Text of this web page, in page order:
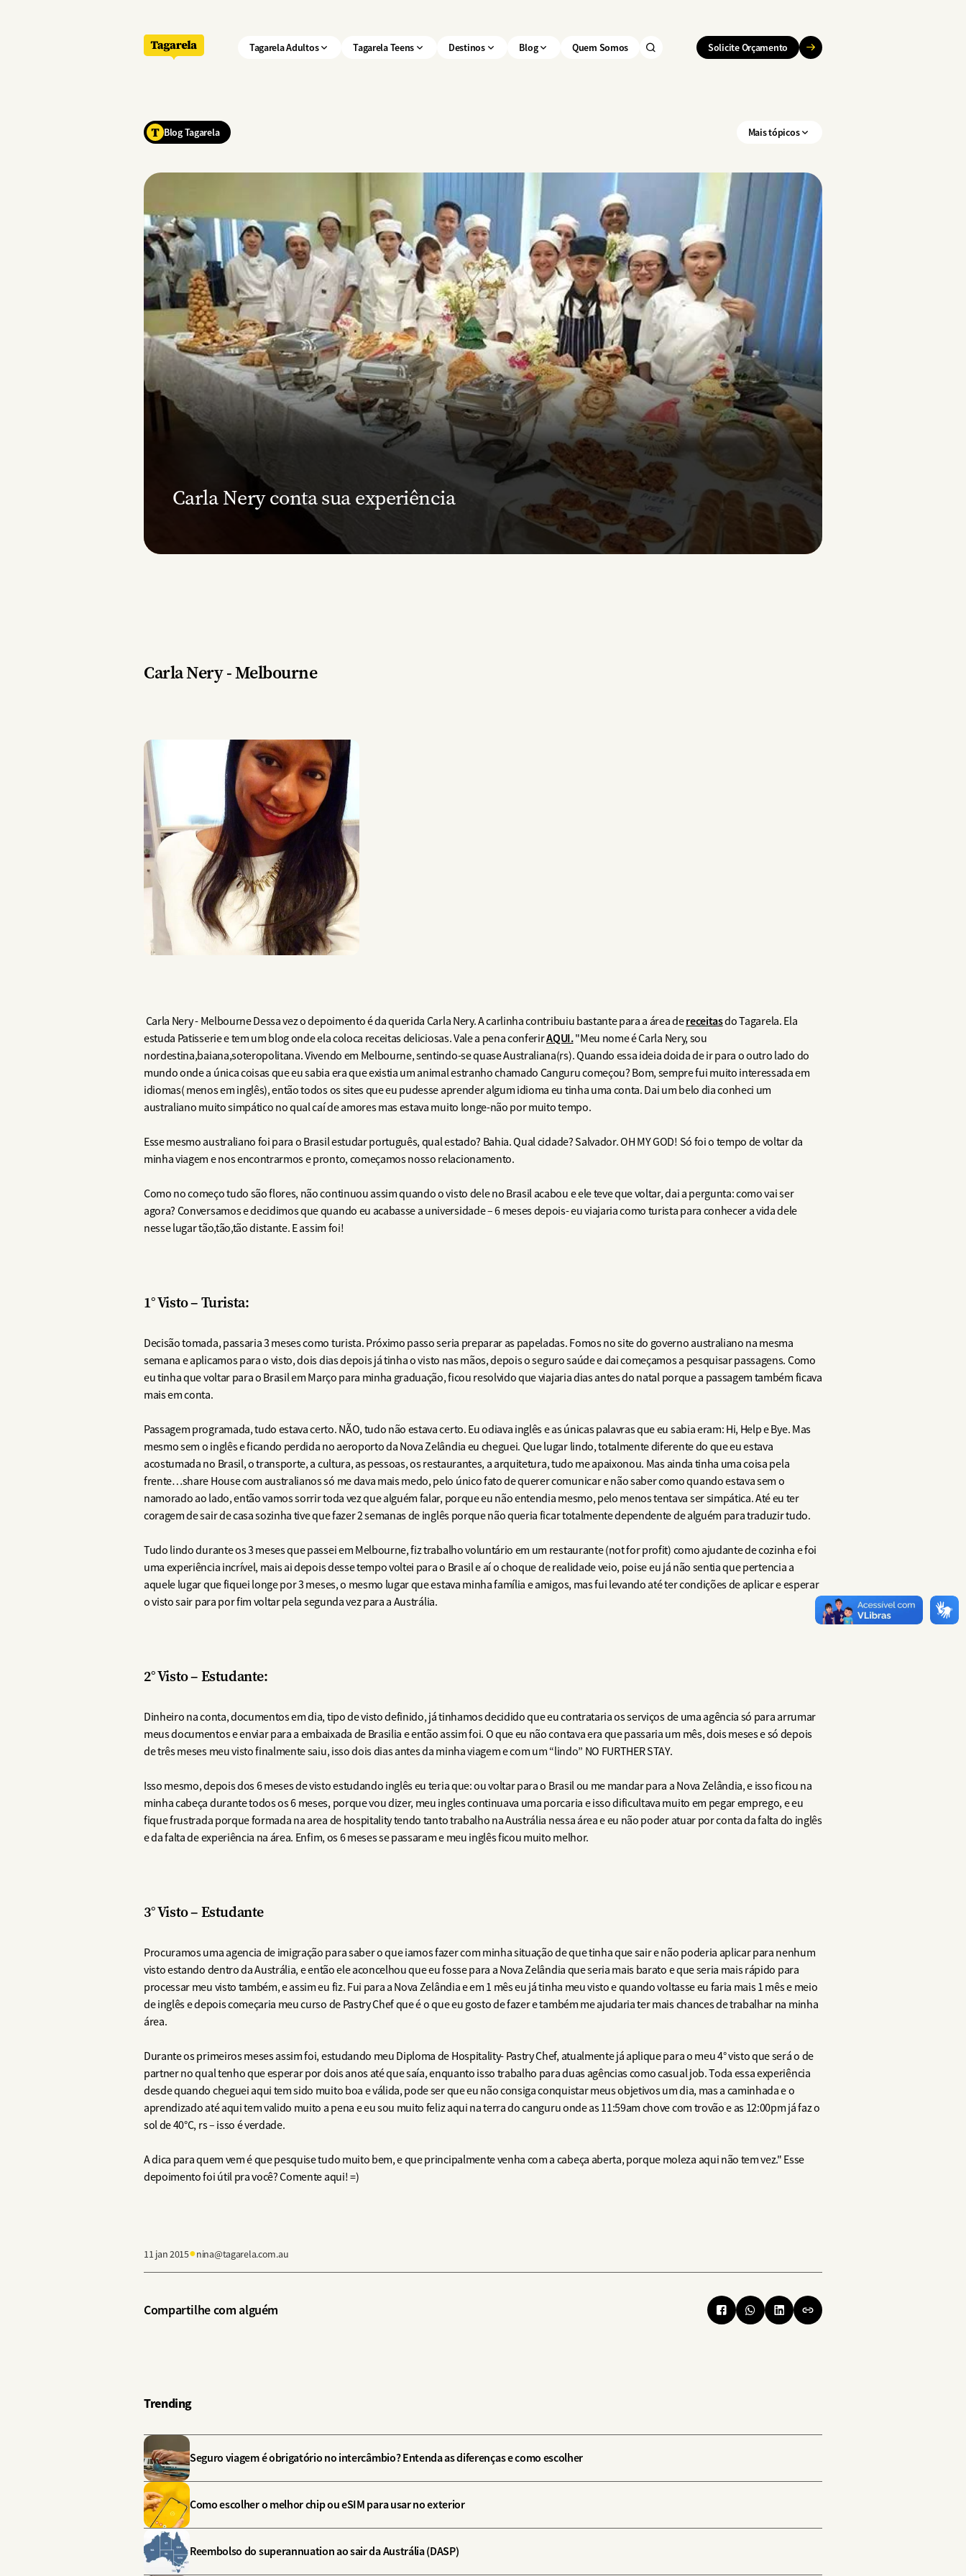
Tagarela Adultos Tagarela Teens Destinos Blog Quem Somos Solicite Orçamento
Blog Tagarela Mais tópicos
Carla Nery conta sua experiência
Carla Nery - Melbourne
Carla Nery - Melbourne Dessa vez o depoimento é da querida Carla Nery. A carlinha contribuiu bastante para a área dereceitasdo Tagarela. Ela
estuda Patisserie e tem um blog onde ela coloca receitas deliciosas. Vale a pena conferirAQUI."Meu nome é Carla Nery, sou
nordestina,baiana,soteropolitana. Vivendo em Melbourne, sentindo-se quase Australiana(rs). Quando essa ideia doida de ir para o outro lado do
mundo onde a única coisas que eu sabia era que existia um animal estranho chamado Canguru começou? Bom, sempre fui muito interessada em
idiomas( menos em inglês), então todos os sites que eu pudesse aprender algum idioma eu tinha uma conta. Dai um belo dia conheci um
australiano muito simpático no qual caí de amores mas estava muito longe-não por muito tempo.
Esse mesmo australiano foi para o Brasil estudar português, qual estado? Bahia. Qual cidade? Salvador. OH MY GOD! Só foi o tempo de voltar da
minha viagem e nos encontrarmos e pronto, começamos nosso relacionamento.
Como no começo tudo são flores, não continuou assim quando o visto dele no Brasil acabou e ele teve que voltar, dai a pergunta: como vai ser
agora? Conversamos e decidimos que quando eu acabasse a universidade – 6 meses depois- eu viajaria como turista para conhecer a vida dele
nesse lugar tão,tão,tão distante. E assim foi!
1° Visto – Turista:
Decisão tomada, passaria 3 meses como turista. Próximo passo seria preparar as papeladas. Fomos no site do governo australiano na mesma
semana e aplicamos para o visto, dois dias depois já tinha o visto nas mãos, depois o seguro saúde e dai começamos a pesquisar passagens. Como
eu tinha que voltar para o Brasil em Março para minha graduação, ficou resolvido que viajaria dias antes do natal porque a passagem também ficava
mais em conta.
Passagem programada, tudo estava certo. NÃO, tudo não estava certo. Eu odiava inglês e as únicas palavras que eu sabia eram: Hi, Help e Bye. Mas
mesmo sem o inglês e ficando perdida no aeroporto da Nova Zelândia eu cheguei. Que lugar lindo, totalmente diferente do que eu estava
acostumada no Brasil, o transporte, a cultura, as pessoas, os restaurantes, a arquitetura, tudo me apaixonou. Mas ainda tinha uma coisa pela
frente…share House com australianos só me dava mais medo, pelo único fato de querer comunicar e não saber como quando estava sem o
namorado ao lado, então vamos sorrir toda vez que alguém falar, porque eu não entendia mesmo, pelo menos tentava ser simpática. Até eu ter
coragem de sair de casa sozinha tive que fazer 2 semanas de inglês porque não queria ficar totalmente dependente de alguém para traduzir tudo.
Tudo lindo durante os 3 meses que passei em Melbourne, fiz trabalho voluntário em um restaurante (not for profit) como ajudante de cozinha e foi
uma experiência incrível, mais ai depois desse tempo voltei para o Brasil e aí o choque de realidade veio, poise eu já não sentia que pertencia a
aquele lugar que fiquei longe por 3 meses, o mesmo lugar que estava minha família e amigos, mas fui levando até ter condições de aplicar e esperar
o visto sair para por fim voltar pela segunda vez para a Austrália.
2° Visto – Estudante:
Dinheiro na conta, documentos em dia, tipo de visto definido, já tinhamos decidido que eu contrataria os serviços de uma agência só para arrumar
meus documentos e enviar para a embaixada de Brasilia e então assim foi. O que eu não contava era que passaria um mês, dois meses e só depois
de três meses meu visto finalmente saiu, isso dois dias antes da minha viagem e com um “lindo” NO FURTHER STAY.
Isso mesmo, depois dos 6 meses de visto estudando inglês eu teria que: ou voltar para o Brasil ou me mandar para a Nova Zelândia, e isso ficou na
minha cabeça durante todos os 6 meses, porque vou dizer, meu ingles continuava uma porcaria e isso dificultava muito em pegar emprego, e eu
fique frustrada porque formada na area de hospitality tendo tanto trabalho na Austrália nessa área e eu não poder atuar por conta da falta do inglês
e da falta de experiência na área. Enfim, os 6 meses se passaram e meu inglês ficou muito melhor.
3° Visto – Estudante
Procuramos uma agencia de imigração para saber o que iamos fazer com minha situação de que tinha que sair e não poderia aplicar para nenhum
visto estando dentro da Austrália, e então ele aconcelhou que eu fosse para a Nova Zelândia que seria mais barato e que seria mais rápido para
processar meu visto também, e assim eu fiz. Fui para a Nova Zelândia e em 1 mês eu já tinha meu visto e quando voltasse eu faria mais 1 mês e meio
de inglês e depois começaria meu curso de Pastry Chef que é o que eu gosto de fazer e também me ajudaria ter mais chances de trabalhar na minha
área.
Durante os primeiros meses assim foi, estudando meu Diploma de Hospitality- Pastry Chef, atualmente já aplique para o meu 4° visto que será o de
partner no qual tenho que esperar por dois anos até que saía, enquanto isso trabalho para duas agências como casual job. Toda essa experiência
desde quando cheguei aqui tem sido muito boa e válida, pode ser que eu não consiga conquistar meus objetivos um dia, mas a caminhada e o
aprendizado até aqui tem valido muito a pena e eu sou muito feliz aqui na terra do canguru onde as 11:59am chove com trovão e as 12:00pm já faz o
sol de 40°C, rs – isso é verdade.
A dica para quem vem é que pesquise tudo muito bem, e que principalmente venha com a cabeça aberta, porque moleza aqui não tem vez." Esse
depoimento foi útil pra você? Comente aqui! =)
11 jan 2015●nina@tagarela.com.au
Compartilhe com alguém
Trending
Seguro viagem é obrigatório no intercâmbio? Entenda as diferenças e como escolher
Como escolher o melhor chip ou eSIM para usar no exterior
Reembolso do superannuation ao sair da Austrália (DASP)